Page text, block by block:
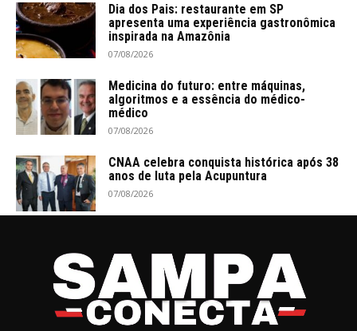
Dia dos Pais: restaurante em SP
apresenta uma experiência gastronômica
inspirada na Amazônia
07/08/2026
Medicina do futuro: entre máquinas,
algoritmos e a essência do médico-
médico
07/08/2026
CNAA celebra conquista histórica após 38
anos de luta pela Acupuntura
07/08/2026